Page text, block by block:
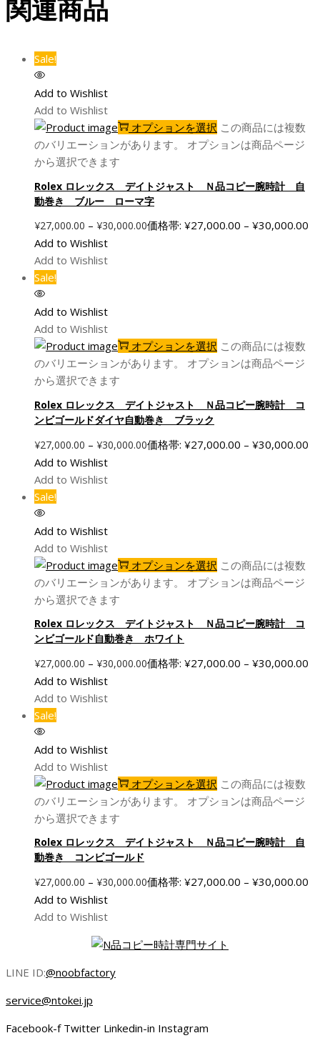
関連商品
Sale!
Add to Wishlist
Add to Wishlist
オプションを選択 この商品には複数
のバリエーションがあります。 オプションは商品ページ
から選択できます
Rolex ロレックス デイトジャスト Ｎ品コピー腕時計 自
動巻き ブルー ローマ字
¥27,000.00 – ¥30,000.00価格帯: ¥27,000.00 – ¥30,000.00
Add to Wishlist
Add to Wishlist
Sale!
Add to Wishlist
Add to Wishlist
オプションを選択 この商品には複数
のバリエーションがあります。 オプションは商品ページ
から選択できます
Rolex ロレックス デイトジャスト Ｎ品コピー腕時計 コ
ンビゴールドダイヤ自動巻き ブラック
¥27,000.00 – ¥30,000.00価格帯: ¥27,000.00 – ¥30,000.00
Add to Wishlist
Add to Wishlist
Sale!
Add to Wishlist
Add to Wishlist
オプションを選択 この商品には複数
のバリエーションがあります。 オプションは商品ページ
から選択できます
Rolex ロレックス デイトジャスト Ｎ品コピー腕時計 コ
ンビゴールド自動巻き ホワイト
¥27,000.00 – ¥30,000.00価格帯: ¥27,000.00 – ¥30,000.00
Add to Wishlist
Add to Wishlist
Sale!
Add to Wishlist
Add to Wishlist
オプションを選択 この商品には複数
のバリエーションがあります。 オプションは商品ページ
から選択できます
Rolex ロレックス デイトジャスト Ｎ品コピー腕時計 自
動巻き コンビゴールド
¥27,000.00 – ¥30,000.00価格帯: ¥27,000.00 – ¥30,000.00
Add to Wishlist
Add to Wishlist
LINE ID:@noobfactory
service@ntokei.jp
Facebook-f Twitter Linkedin-in Instagram